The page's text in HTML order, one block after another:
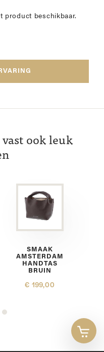
product beschikbaar.
ook leuk
SMAAK
AMSTERDAM
HANDTAS
BRUIN
€ 199,00
Toon